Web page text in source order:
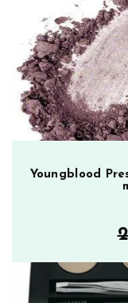
Youngblood